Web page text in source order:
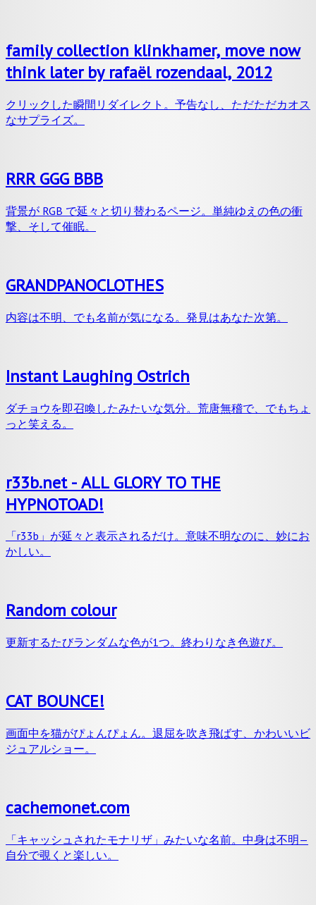
family collection klinkhamer, move now
think later by rafaël rozendaal, 2012
クリックした瞬間リダイレクト。予告なし、ただただカオス
なサプライズ。
RRR GGG BBB
背景が RGB で延々と切り替わるページ。単純ゆえの色の衝
撃、そして催眠。
GRANDPANOCLOTHES
内容は不明、でも名前が気になる。発見はあなた次第。
Instant Laughing Ostrich
ダチョウを即召喚したみたいな気分。荒唐無稽で、でもちょ
っと笑える。
r33b.net - ALL GLORY TO THE
HYPNOTOAD!
「r33b」が延々と表示されるだけ。意味不明なのに、妙にお
かしい。
Random colour
更新するたびランダムな色が1つ。終わりなき色遊び。
CAT BOUNCE!
画面中を猫がぴょんぴょん。退屈を吹き飛ばす、かわいいビ
ジュアルショー。
cachemonet.com
「キャッシュされたモナリザ」みたいな名前。中身は不明—
自分で覗くと楽しい。